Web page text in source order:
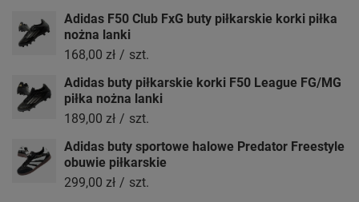
Adidas F50 Club FxG buty piłkarskie korki piłka
nożna lanki
168,00 zł / szt.
Adidas buty piłkarskie korki F50 League FG/MG
piłka nożna lanki
189,00 zł / szt.
Adidas buty sportowe halowe Predator Freestyle
obuwie piłkarskie
299,00 zł / szt.